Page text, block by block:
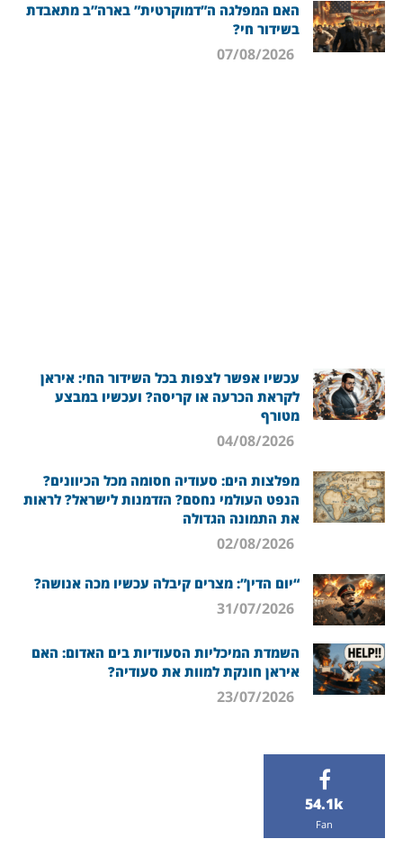
האם המפלגה ה”דמוקרטית” בארה”ב מתאבדת
בשידור חי?
עכשיו אפשר לצפות בכל השידור החי: איראן
לקראת הכרעה או קריסה? ועכשיו במבצע
מטורף
מפלצות הים: סעודיה חסומה מכל הכיוונים?
הנפט העולמי נחסם? הזדמנות לישראל? לראות
את התמונה הגדולה
“יום הדין”: מצרים קיבלה עכשיו מכה אנושה?
השמדת המיכליות הסעודיות בים האדום: האם
איראן חונקת למוות את סעודיה?
54.1k
Fan